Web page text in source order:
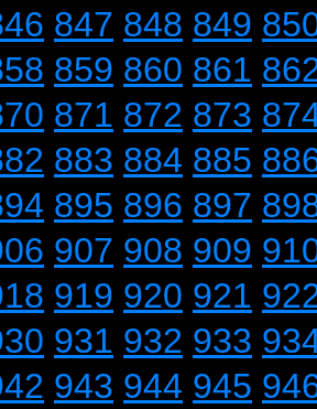
847 848 849
859 860 861
871 872 873
883 884 885
895 896 897
907 908 909
919 920 921
931 932 933
943 944 945